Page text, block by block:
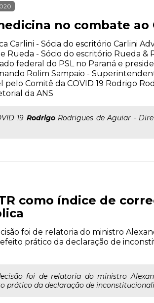
no combate ao
Carlini - Sócia do escritório Carlini
Rueda - Sócio do escritório Rueda &
federal do PSL no Paraná e
Rolim Sampaio -
pelo Comitê da COVID 19 Rodrigo
da ANS
19 RodrigoRodrigues de Aguiar -
como índice de
foi de relatoria do ministro
prático da declaração de
foi de relatoria do ministro
prático da declaração de